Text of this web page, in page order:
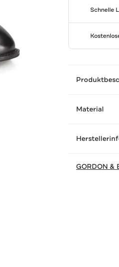
Schnelle
Material
GORDON &